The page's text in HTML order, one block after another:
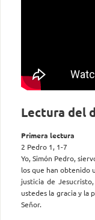
Lectura del
Primera lectura
2 Pedro 1, 1-7
Yo, Simón Pedro,
los que han obtenido
justicia de
ustedes la gracia y la
Señor.